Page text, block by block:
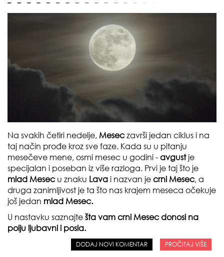
Na svakih četiri nedelje, Mesec završi jedan ciklus i na
taj način prođe kroz sve faze. Kada su u pitanju
mesečeve mene, osmi mesec u godini - avgustje
specijalan i poseban iz više razloga. Prvi je taj što je
mlad Mesec u znaku Lava i nazvan je crni Mesec, a
druga zanimljivost je ta što nas krajem meseca očekuje
još jedan mlad Mesec.
U nastavku saznajte šta vam crni Mesec donosi na
polju ljubavni i posla.
DODAJ NOVI KOMENTAR PROČITAJ VIŠE